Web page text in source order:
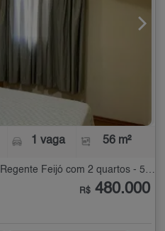
1 vaga 56 m²
R$ 480.000